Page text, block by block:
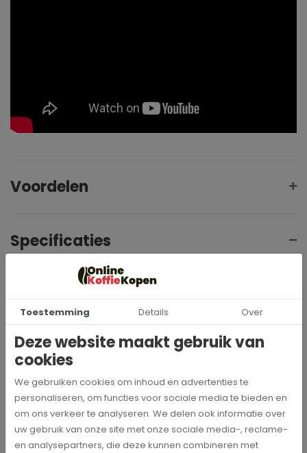
Voordelen
Specificaties
Artikelnummer
Merk
Kabellengte
Spanning
Gewicht 1,1 kg
Toestemming Details Over
Deze website maakt gebruik van
cookies
We gebruiken cookies om inhoud en advertenties te
personaliseren, om functies voor sociale media te bieden en
om ons verkeer te analyseren. We delen ook informatie over
uw gebruik van onze site met onze sociale media-, reclame-
en analysepartners, die deze kunnen combineren met